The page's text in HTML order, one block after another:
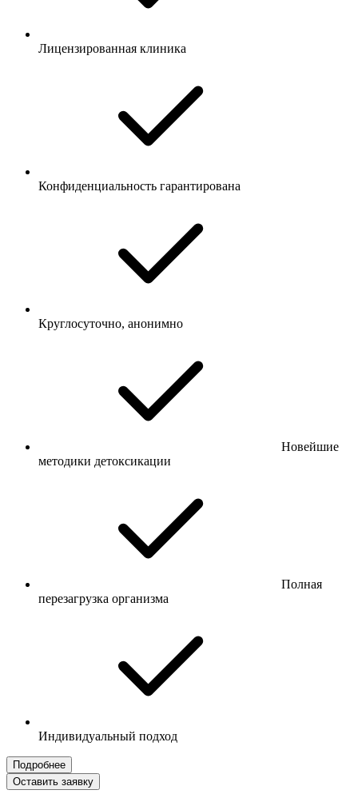
Лицензированная клиника
Конфиденциальность гарантирована
Круглосуточно, анонимно
Новейшие
методики детоксикации
Полная
перезагрузка организма
Индивидуальный подход
Подробнее
Оставить заявку